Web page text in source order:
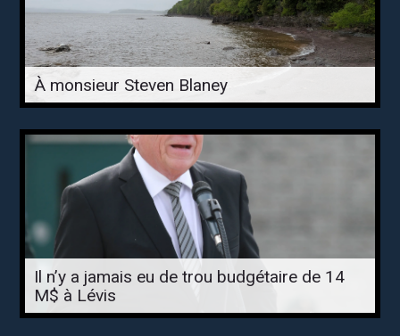
À monsieur Steven Blaney
Il n’y a jamais eu de trou budgétaire de 14
M$ à Lévis